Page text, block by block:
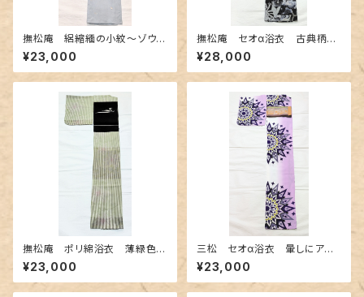
撫松庵 絽縮緬の小紋〜ゾウや
孔雀 異国情緒柄〜
¥23,000
撫松庵 セオα浴衣 古典柄き
りばめ調
¥28,000
撫松庵 ポリ綿浴衣 薄緑色の
濃淡 ～ストライプに百合と萩〜
¥23,000
三松 セオα浴衣 暈しにアー
ルデコ柄
¥23,000